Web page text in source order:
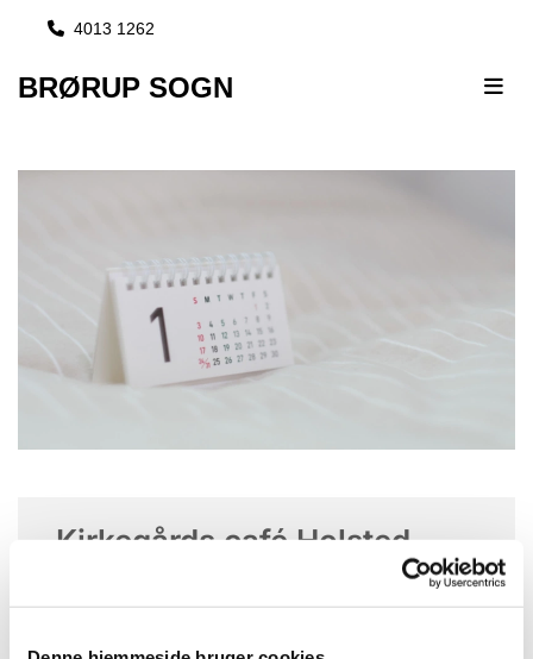
 4013 1262
BRØRUP SOGN
Kirkegårds café Holsted